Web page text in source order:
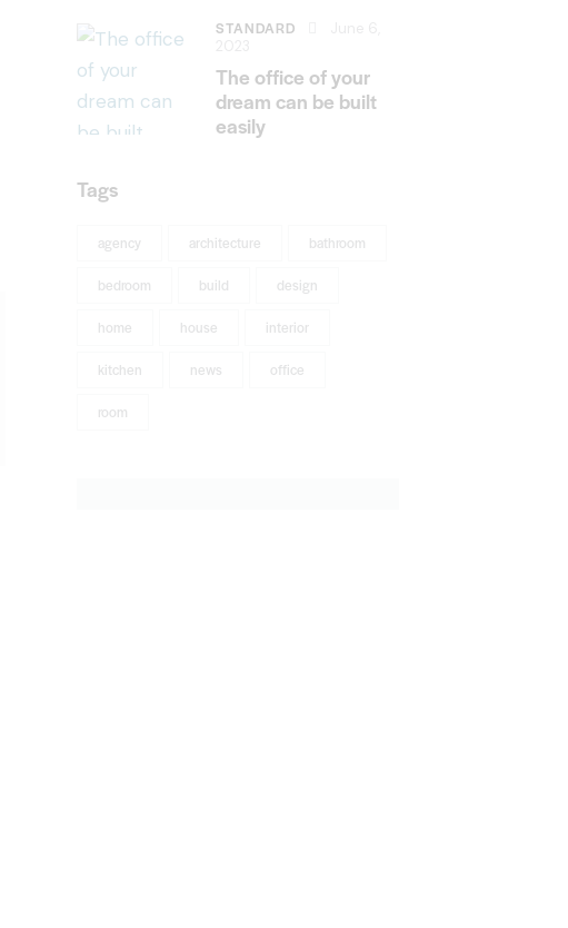
STANDARD
The office of your
dream can be built
easily
Tags
agency architecture bathroom
bedroom build design
home house interior
kitchen news office
room